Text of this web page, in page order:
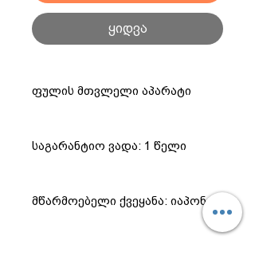
ყიდვა
ფულის მთვლელი აპარატი
საგარანტიო ვადა: 1 წელი
მწარმოებელი ქვეყანა: იაპონია